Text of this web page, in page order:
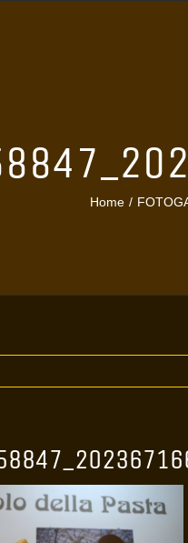
Home